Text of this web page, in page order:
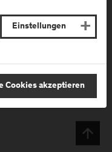
Einstellungen
Cookies akzeptieren